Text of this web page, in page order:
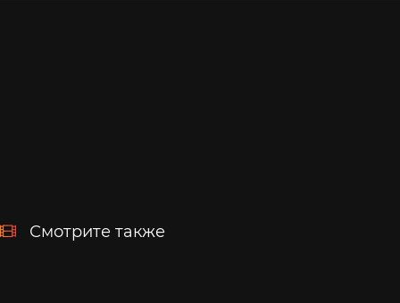
Смотрите также